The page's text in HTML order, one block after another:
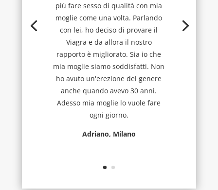
più fare sesso di qualità con mia
moglie come una volta. Parlando
con lei, ho deciso di provare il
Viagra e da allora il nostro
rapporto è migliorato. Sia io che
mia moglie siamo soddisfatti. Non
ho avuto un'erezione del genere
anche quando avevo 30 anni.
Adesso mia moglie lo vuole fare
ogni giorno.
Adriano, Milano